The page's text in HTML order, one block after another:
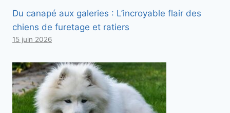
Du canapé aux galeries : L’incroyable flair des
chiens de furetage et ratiers
15 juin 2026